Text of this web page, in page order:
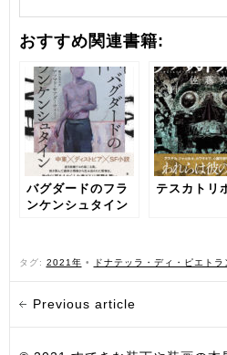
おすすめ関連書籍:
バグダードのフラ
ンケンシュタイン
テスカトリ
タグ: 2021年 • ドナテッラ・ディ・ピエトラ
Previous article